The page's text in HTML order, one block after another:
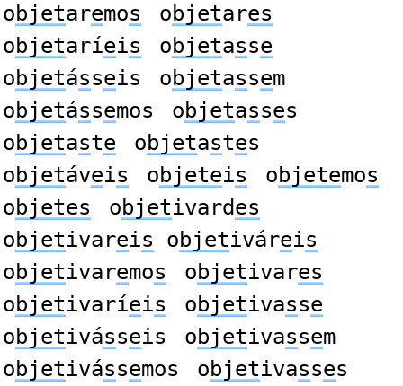
objetaremos objetares
objetaríeis objetasse
objetásseis objetassem
objetássemos objetasses
objetaste objetastes
objetáveis objeteis objetemos
objetes objetivardes
objetivareis objetiváreis
objetivaremos objetivares
objetivaríeis objetivasse
objetivásseis objetivassem
objetivássemos objetivasses